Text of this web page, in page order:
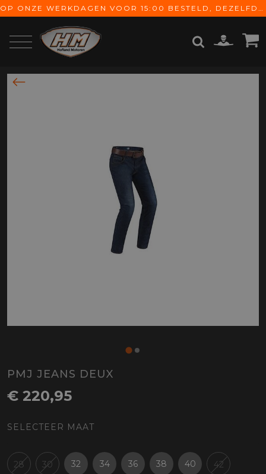
OP ONZE WERKDAGEN VOOR 15:00 BESTELD, DEZELFDE DAG VERZONDEN! GRATIS VERZENDING VANAF € 65,-
PMJ JEANS DEUX
€ 220,95
SELECTEER MAAT
28 30 32 34 36 38 40 42